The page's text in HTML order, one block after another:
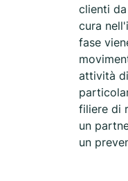
clienti
cura
fase
attività
filiere di
un
un